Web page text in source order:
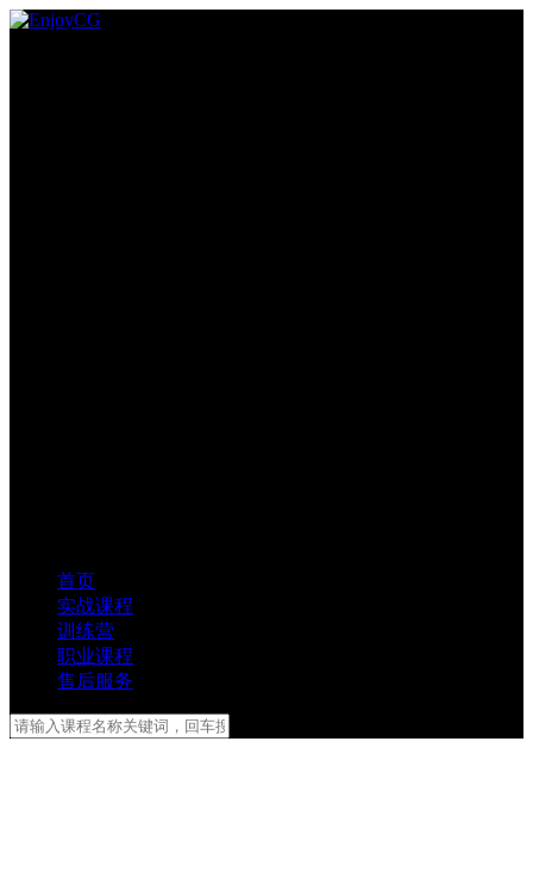
首页
实战课程
训练营
职业课程
售后服务